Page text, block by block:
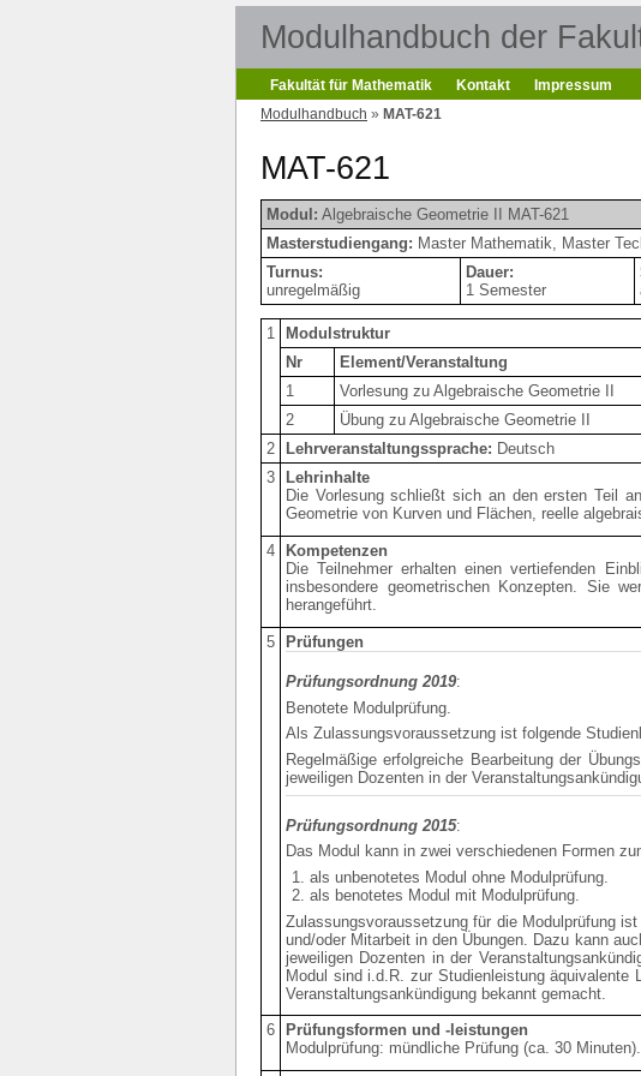
Modulhandbuch der
Fakultät für Mathematik Kontakt
Impressum
Modulhandbuch » MAT-621
MAT-621
Modul: Algebraische Geometrie II MAT-621
Masterstudiengang: Master Mathematik, Master
Turnus:
unregelmäßig
Dauer:
1 Semester
1
Modulstruktur
Nr
Element/Veranstaltung
1
Vorlesung zu Algebraische Geometrie II
2
Übung zu Algebraische Geometrie II
2
Lehrveranstaltungssprache: Deutsch
3
Lehrinhalte
Die Vorlesung schließt sich an den ersten Teil
Geometrie von Kurven und Flächen, reelle
4
Kompetenzen
Die Teilnehmer erhalten einen vertiefenden
insbesondere geometrischen Konzepten. Sie
herangeführt.
5 Prüfungen
Prüfungsordnung 2019:
Benotete Modulprüfung.
Als Zulassungsvoraussetzung ist folgende
Regelmäßige erfolgreiche Bearbeitung der
jeweiligen Dozenten in der
Prüfungsordnung 2015:
Das Modul kann in zwei verschiedenen Formen
als unbenotetes Modul ohne Modulprüfung.
als benotetes Modul mit Modulprüfung.
Zulassungsvoraussetzung für die Modulprüfung
und/oder Mitarbeit in den Übungen. Dazu kann
jeweiligen Dozenten in der
Modul sind i.d.R. zur Studienleistung äquivalente
Veranstaltungsankündigung bekannt gemacht.
6
Prüfungsformen und -leistungen
Modulprüfung: mündliche Prüfung (ca. 30 Minuten).